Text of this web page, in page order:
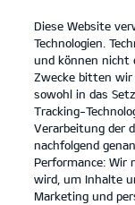
open
menu
Der neue Kia
... ...
Diese Website
Technologien.
und können nicht
Zwecke bitten wir
sowohl in das
Tracking-
Verarbeitung der
nachfolgend
Performance: Wir
wird, um Inhalte
Marketing und